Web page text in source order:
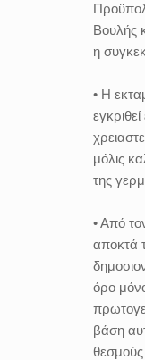
Βουλής
η
• Η
μόλις
της
• Από
αποκτά
όρο
βάση